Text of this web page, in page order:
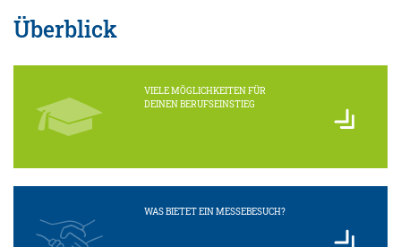
Überblick
VIELE MÖGLICHKEITEN FÜR
DEINEN BERUFSEINSTIEG
WAS BIETET EIN MESSEBESUCH?